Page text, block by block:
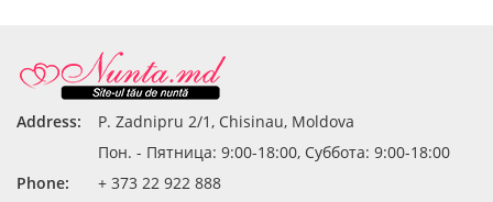
Address:
P. Zadnipru 2/1, Chisinau, Moldova
Пон. - Пятница: 9:00-18:00, Суббота: 9:00-18:00
Phone:
+ 373 22 922 888